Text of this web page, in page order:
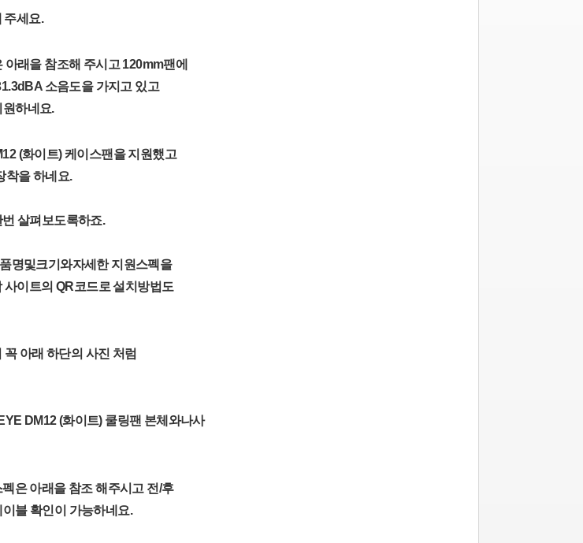
주세요.
래을 참조해 주시고 120mm팬에
소음도을 가지고 있고
원하네요.
(화이트) 케이스팬을 지원했고
착을 하네요.
살펴보도록하죠.
명및크기와자세한 지원스펙을
사이트의 QR코드로 설치방법도
아래 하단의 사진 처럼
DM12 (화이트) 쿨링팬 본체와나사
은 아래을 참조 해주시고 전/후
블 확인이 가능하네요.